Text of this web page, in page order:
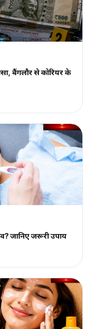
बैंगलौर से कोरियर के
जानिए जरूरी उपाय